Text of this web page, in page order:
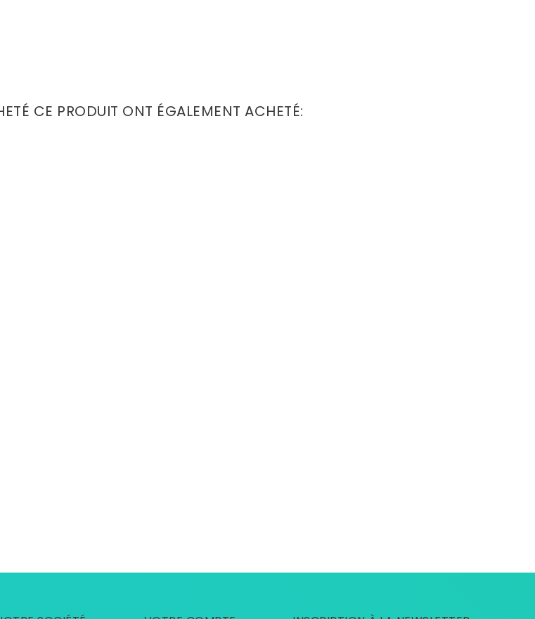
CE PRODUIT ONT ÉGALEMENT ACHETÉ: